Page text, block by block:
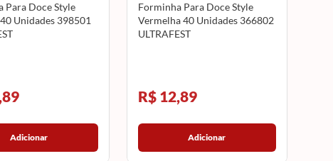
Para Doce Style
Unidades 398501
Adicionar
Forminha Para Doce Style
Vermelha 40 Unidades 366802
ULTRAFEST
R$ 12,89
Adicionar